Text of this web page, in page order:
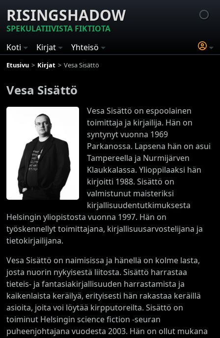
RISINGSHADOW
SPEKULATIIVISTA FIKTIOTA
Koti
Kirjat Yhteisö
Etusivu Kirjat Vesa Sisättö
Vesa Sisättö
Vesa Sisättö on espoolainen
toimittaja ja kirjailija. Hän on
syntynyt vuonna 1969
Parkanossa. Lapsena hän on asui
Tampereella ja Nurmijärven
Klaukkalassa. Ylioppilaaksi hän
kirjoitti 1988. Sisättö on
valmistunut maisteriksi
kirjallisuudentutkimuksesta
Helsingin yliopistosta vuonna 1997. Hän on
työskennellyt toimittajana, kirjallisuusarvostelijana ja
tietokirjailijana.
Vesa Sisättö on naimisissa ja hänellä on kolme lasta,
josta nuorin nykyisestä liitosta. Sisättö harrastaa
tieteis- ja fantasiakirjallisuuden harrastamista ja
kaikenlaista keräilyä, erityisesti hän rakastaa keräillä
asioita, joita voi löytää kirpputoreilta. Sisättö on
toiminut Helsingin science fiction -seuran
puheenjohtajana vuodesta 2003. Hän on ollut mukana